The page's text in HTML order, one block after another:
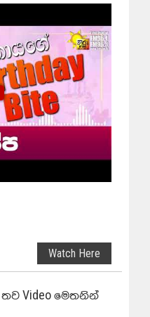
Watch Here
තව Video මෙතනින්